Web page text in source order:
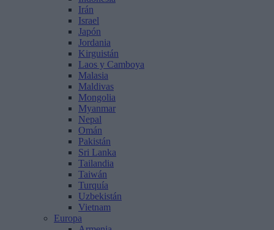
Irán
Israel
Japón
Jordania
Kirguistán
Laos y Camboya
Malasia
Maldivas
Mongolia
Myanmar
Nepal
Omán
Pakistán
Sri Lanka
Tailandia
Taiwán
Turquía
Uzbekistán
Vietnam
Europa